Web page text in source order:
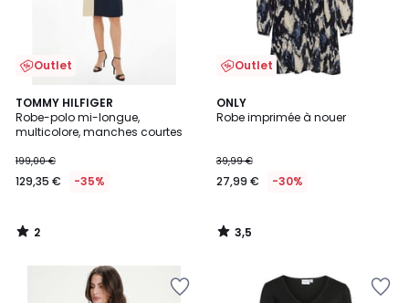
Outlet
TOMMY HILFIGER
Robe-polo mi-longue,
multicolore, manches courtes
199,00 €
129,35 € -35%
2
/
5
2
/
Outlet
ONLY
Robe imprimée à nouer
39,99 €
27,99 € -30%
3,5
/ 5
3,5
/